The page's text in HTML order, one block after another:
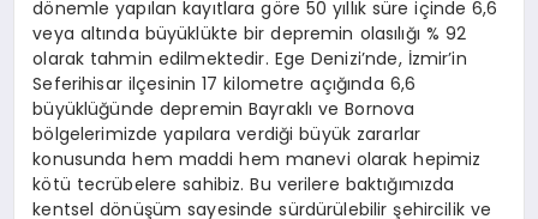
dönemle yapılan kayıtlara göre 50 yıllık süre içinde 6,6
veya altında büyüklükte bir depremin olasılığı % 92
olarak tahmin edilmektedir. Ege Denizi’nde, İzmir’in
Seferihisar ilçesinin 17 kilometre açığında 6,6
büyüklüğünde depremin Bayraklı ve Bornova
bölgelerimizde yapılara verdiği büyük zararlar
konusunda hem maddi hem manevi olarak hepimiz
kötü tecrübelere sahibiz. Bu verilere baktığımızda
kentsel dönüşüm sayesinde sürdürülebilir şehircilik ve